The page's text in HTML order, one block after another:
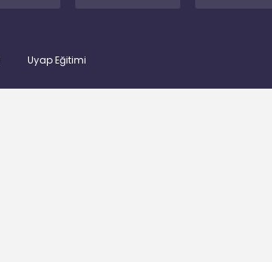
Uyap Eğitimi